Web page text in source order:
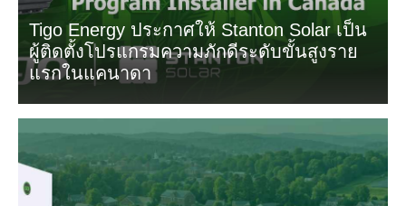
Tigo Energy ประกาศให้ Stanton Solar เป็น
ผู้ติดตั้งโปรแกรมความภักดีระดับขั้นสูงราย
แรกในแคนาดา